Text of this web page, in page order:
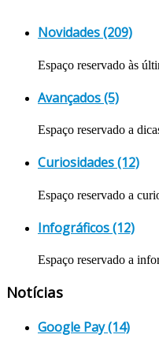
Novidades (209)
Espaço reservado às
Avançados (5)
Espaço reservado a
Curiosidades (12)
Espaço reservado a
Infográficos (12)
Espaço reservado a
Notícias
Google Pay (14)